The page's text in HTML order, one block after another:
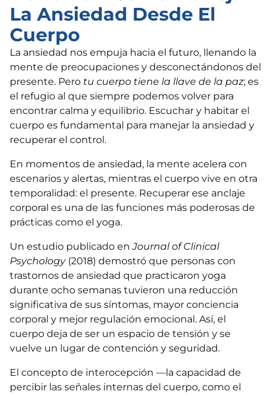
La Ansiedad Desde El
Cuerpo
La ansiedad nos empuja hacia el futuro, llenando la
mente de preocupaciones y desconectándonos del
presente. Pero tu cuerpo tiene la llave de la paz; es
el refugio al que siempre podemos volver para
encontrar calma y equilibrio. Escuchar y habitar el
cuerpo es fundamental para manejar la ansiedad y
recuperar el control.
En momentos de ansiedad, la mente acelera con
escenarios y alertas, mientras el cuerpo vive en otra
temporalidad: el presente. Recuperar ese anclaje
corporal es una de las funciones más poderosas de
prácticas como el yoga.
Un estudio publicado enJournal of Clinical
Psychology(2018) demostró que personas con
trastornos de ansiedad que practicaron yoga
durante ocho semanas tuvieron una reducción
significativa de sus síntomas, mayor conciencia
corporal y mejor regulación emocional. Así, el
cuerpo deja de ser un espacio de tensión y se
vuelve un lugar de contención y seguridad.
El concepto de interocepción —la capacidad de
percibir las señales internas del cuerpo, como el